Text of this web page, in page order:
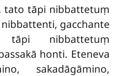
tato tāpi nibbattetuṃ
gacchante
tāpi nibbattetuṃ
honti. Eteneva
sakadāgāmino,